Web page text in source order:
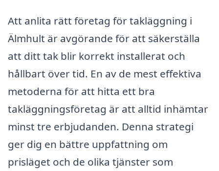
Att anlita rätt företag för takläggning i
Älmhult är avgörande för att säkerställa
att ditt tak blir korrekt installerat och
hållbart över tid. En av de mest effektiva
metoderna för att hitta ett bra
takläggningsföretag är att alltid inhämtar
minst tre erbjudanden. Denna strategi
ger dig en bättre uppfattning om
prisläget och de olika tjänster som